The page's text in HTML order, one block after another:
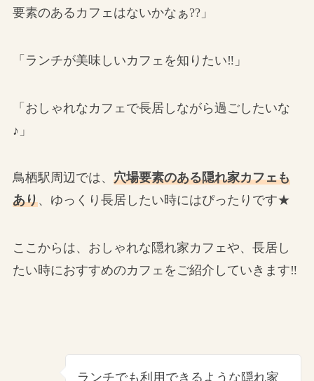
要素のあるカフェはないかなぁ??」
「ランチが美味しいカフェを知りたい‼」
「おしゃれなカフェで長居しながら過ごしたいな
♪」
鳥栖駅周辺では、 穴場要素のある隠れ家カフェも
あり、ゆっくり長居したい時にはぴったりです★
ここからは、おしゃれな隠れ家カフェや、長居し
たい時におすすめのカフェをご紹介していきます‼
ランチでも利用できるような隠れ家